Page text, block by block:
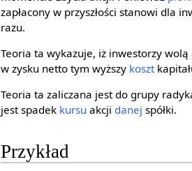
zapłacony w przyszłości stanowi dla
razu.
Teoria ta wykazuje, iż inwestorzy
w zysku netto tym wyższy koszt
Teoria ta zaliczana jest do grupy
jest spadek kursu akcji danej spółki.
Przykład